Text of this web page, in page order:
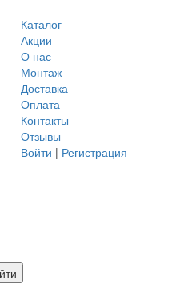
Каталог
Акции
О нас
Монтаж
Доставка
Оплата
Контакты
Отзывы
Войти | Регистрация